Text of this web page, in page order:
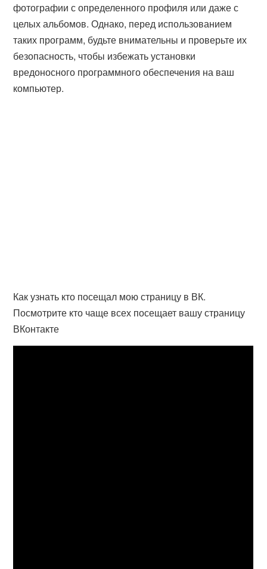
фотографии с определенного профиля или даже с
целых альбомов. Однако, перед использованием
таких программ, будьте внимательны и проверьте их
безопасность, чтобы избежать установки
вредоносного программного обеспечения на ваш
компьютер.
Как узнать кто посещал мою страницу в ВК.
Посмотрите кто чаще всех посещает вашу страницу
ВКонтакте